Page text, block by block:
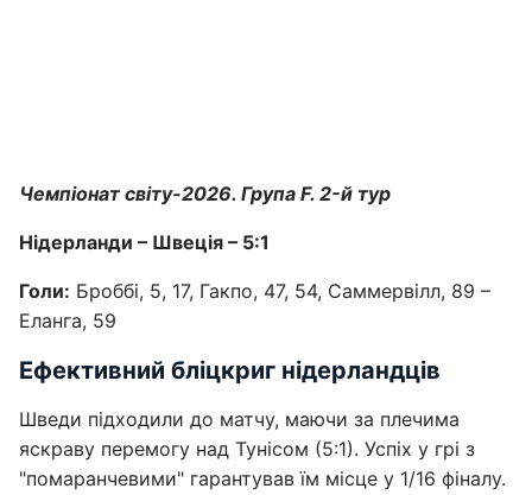
Чемпіонат світу-2026. Група F. 2-й тур
Нідерланди – Швеція – 5:1
Голи: Броббі, 5, 17, Гакпо, 47, 54, Саммервілл, 89 –
Еланга, 59
Ефективний бліцкриг нідерландців
Шведи підходили до матчу, маючи за плечима
яскраву перемогу над Тунісом (5:1). Успіх у грі з
"помаранчевими" гарантував їм місце у 1/16 фіналу.